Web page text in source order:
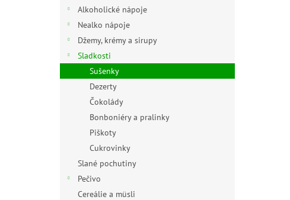
Alkoholické nápoje
Nealko nápoje
Džemy, krémy a sirupy
Sladkosti
Sušenky
Dezerty
Čokolády
Bonboniéry a pralinky
Piškoty
Cukrovinky
Slané pochutiny
Pečivo
Cereálie a müsli